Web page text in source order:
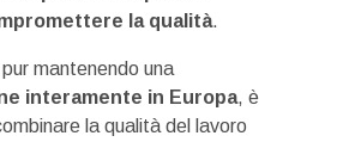
la qualità.
pur mantenendo una
interamente in Europa, è
la qualità del lavoro